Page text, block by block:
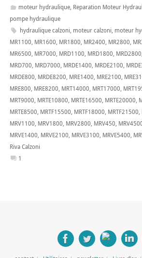
moteur hydraulique, Reparation Moteur
pompe hydraulique
hydraulique calzoni, moteur calzoni, moteur
MR1100, MR1600, MR1800, MR2400, MR2800,
MR6500, MR7000, MRD1100, MRD1800, MRD2800
MRD700, MRD7000, MRDE1400, MRDE2100,
MRDE800, MRDE8200, MRE1400, MRE2100,
MRE800, MRE8200, MRT14000, MRT17000,
MRT9000, MRTE10800, MRTE16500, MRTE20000,
MRTE8500, MRTF15500, MRTF18000, MRTF21500,
MRV1100, MRV1800, MRV2800, MRV450,
MRVE1400, MRVE2100, MRVE3100, MRVE5400,
Riva Calzoni
1